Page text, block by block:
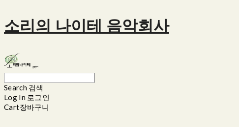
소리의 나이테 음악회사
Search 검색
Log In 로그인
Cart장바구니